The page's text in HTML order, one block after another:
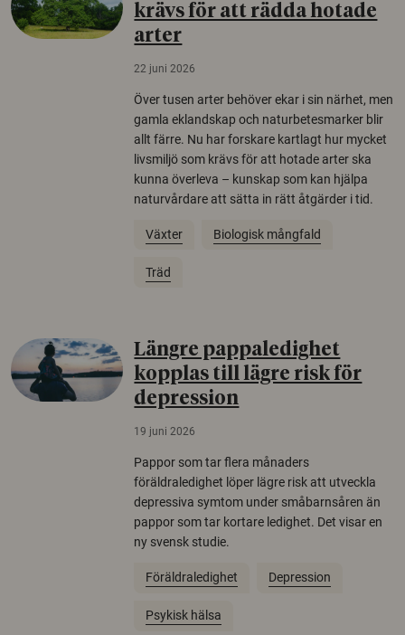
krävs för att rädda hotade
arter
22 juni 2026
Över tusen arter behöver ekar i sin närhet, men
gamla eklandskap och naturbetesmarker blir
allt färre. Nu har forskare kartlagt hur mycket
livsmiljö som krävs för att hotade arter ska
kunna överleva – kunskap som kan hjälpa
naturvårdare att sätta in rätt åtgärder i tid.
Växter Biologisk mångfald
Träd
Längre pappaledighet
kopplas till lägre risk för
depression
19 juni 2026
Pappor som tar flera månaders
föräldraledighet löper lägre risk att utveckla
depressiva symtom under småbarnsåren än
pappor som tar kortare ledighet. Det visar en
ny svensk studie.
Föräldraledighet Depression
Psykisk hälsa